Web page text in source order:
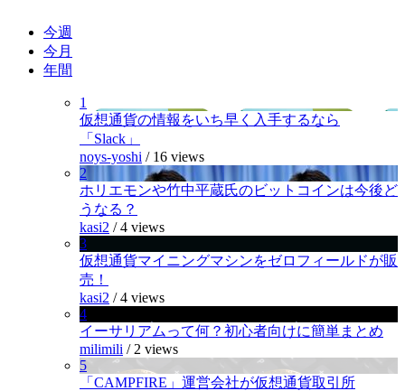
今週
今月
年間
1
仮想通貨の情報をいち早く入手するなら
「Slack」
noys-yoshi / 16 views
2
ホリエモンや竹中平蔵氏のビットコインは今後ど
うなる？
kasi2 /4 views
3
仮想通貨マイニングマシンをゼロフィールドが販
売！
kasi2 /4 views
4
イーサリアムって何？初心者向けに簡単まとめ
milimili / 2 views
5
「CAMPFIRE」運営会社が仮想通貨取引所